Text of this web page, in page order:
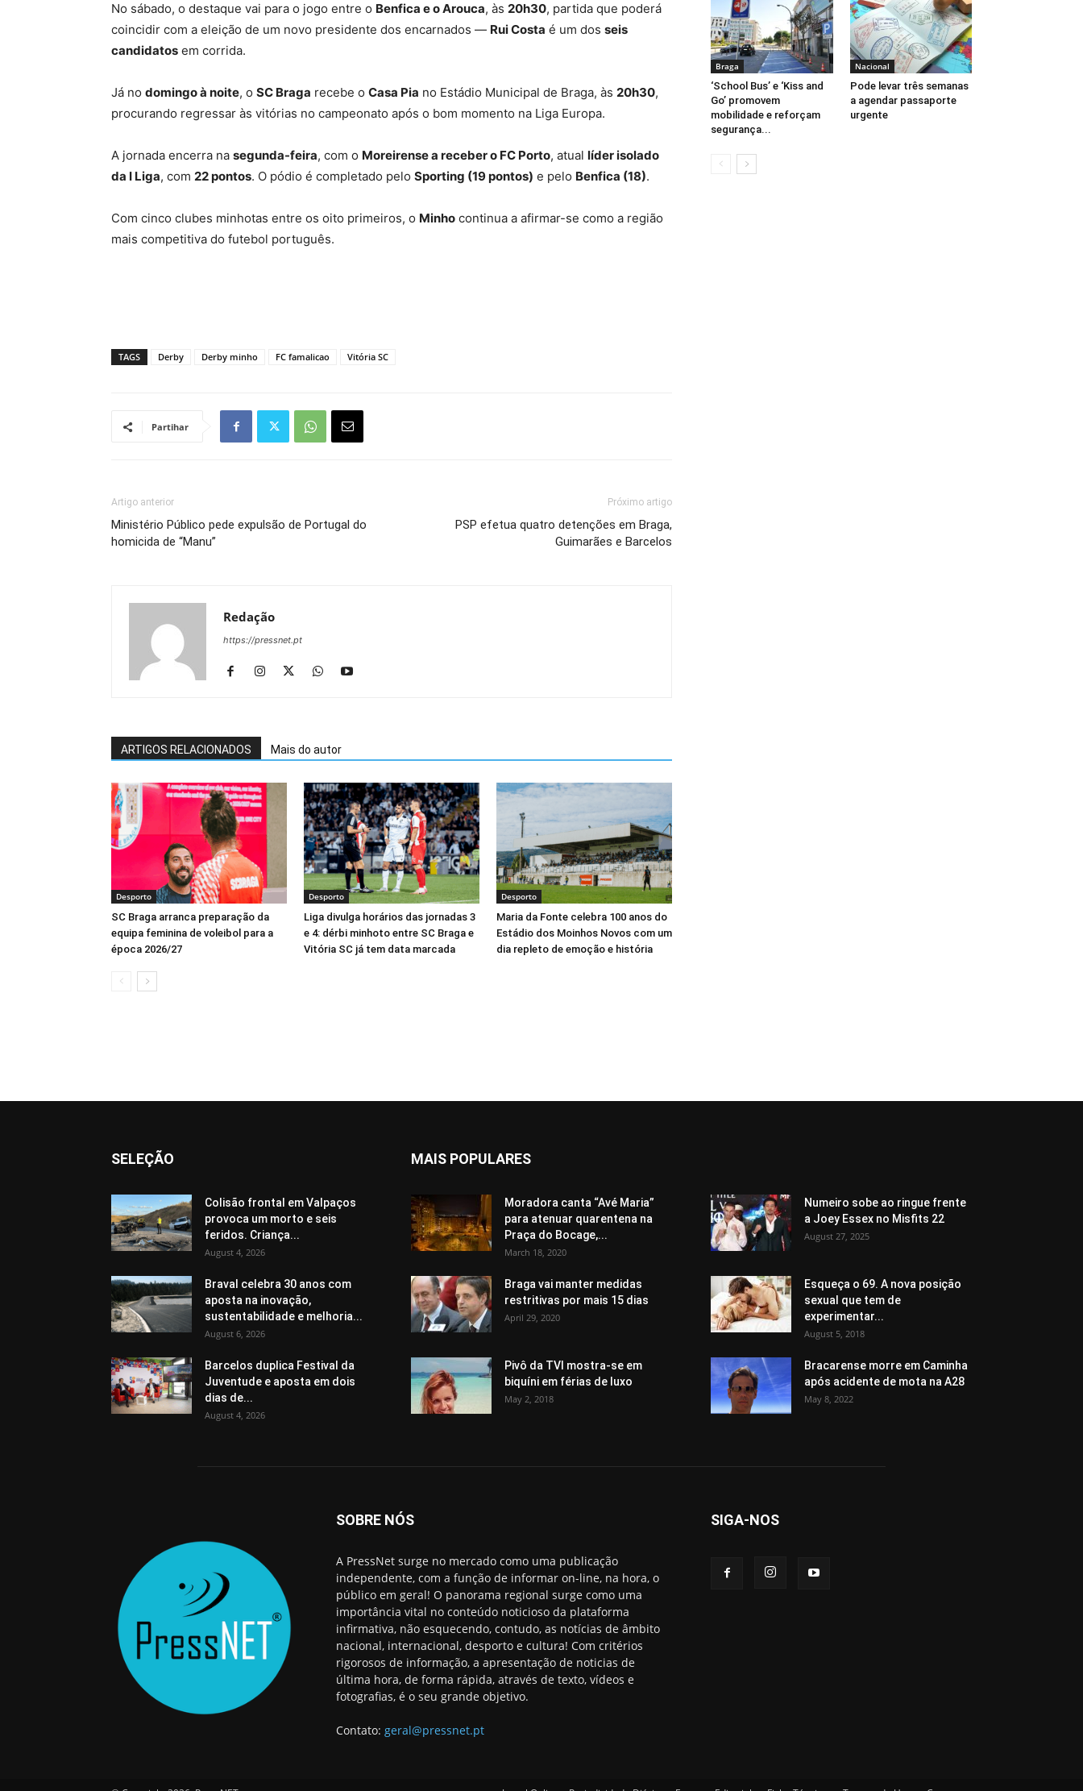
No sábado, o destaque vai para o jogo entre o Benfica e o Arouca, às 20h30, partida que poderá
coincidir com a eleição de um novo presidente dos encarnados — Rui Costa é um dos seis
candidatos em corrida.
Já no domingo à noite, o SC Braga recebe o Casa Pia no Estádio Municipal de Braga, às 20h30,
procurando regressar às vitórias no campeonato após o bom momento na Liga Europa.
A jornada encerra na segunda-feira, com o Moreirense a receber o FC Porto, atual líder isolado
da I Liga, com 22 pontos. O pódio é completado pelo Sporting (19 pontos) e pelo Benfica (18).
Com cinco clubes minhotas entre os oito primeiros, o Minho continua a afirmar-se como a região
mais competitiva do futebol português.
TAGS Derby Derby minho FC famalicao Vitória SC
Partihar
Artigo anterior
Ministério Público pede expulsão de Portugal do
homicida de “Manu”
Próximo artigo
PSP efetua quatro detenções em Braga,
Guimarães e Barcelos
Redação
https://pressnet.pt
ARTIGOS RELACIONADOS Mais do autor
Desporto
SC Braga arranca preparação da
equipa feminina de voleibol para a
época 2026/27
Desporto
Liga divulga horários das jornadas 3
e 4: dérbi minhoto entre SC Braga e
Vitória SC já tem data marcada
Desporto
Maria da Fonte celebra 100 anos do
Estádio dos Moinhos Novos com um
dia repleto de emoção e história
Braga
‘School Bus’ e ‘Kiss and
Go’ promovem
mobilidade e reforçam
segurança...
Nacional
Pode levar três semanas
a agendar passaporte
urgente
SELEÇÃO
Colisão frontal em Valpaços
provoca um morto e seis
feridos. Criança...
August 4, 2026
Braval celebra 30 anos com
aposta na inovação,
sustentabilidade e melhoria...
August 6, 2026
Barcelos duplica Festival da
Juventude e aposta em dois
dias de...
August 4, 2026
MAIS POPULARES
Moradora canta “Avé Maria”
para atenuar quarentena na
Praça do Bocage,...
March 18, 2020
Numeiro sobe ao ringue frente
a Joey Essex no Misfits 22
August 27, 2025
Braga vai manter medidas
restritivas por mais 15 dias
April 29, 2020
Esqueça o 69. A nova posição
sexual que tem de
experimentar...
August 5, 2018
Pivô da TVI mostra-se em
biquíni em férias de luxo
May 2, 2018
Bracarense morre em Caminha
após acidente de mota na A28
May 8, 2022
SOBRE NÓS
A PressNet surge no mercado como uma publicação
independente, com a função de informar on-line, na hora, o
público em geral! O panorama regional surge como uma
importância vital no conteúdo noticioso da plataforma
infirmativa, não esquecendo, contudo, as notícias de âmbito
nacional, internacional, desporto e cultura! Com critérios
rigorosos de informação, a apresentação de noticias de
última hora, de forma rápida, através de texto, vídeos e
fotografias, é o seu grande objetivo.
Contato: geral@pressnet.pt
SIGA-NOS